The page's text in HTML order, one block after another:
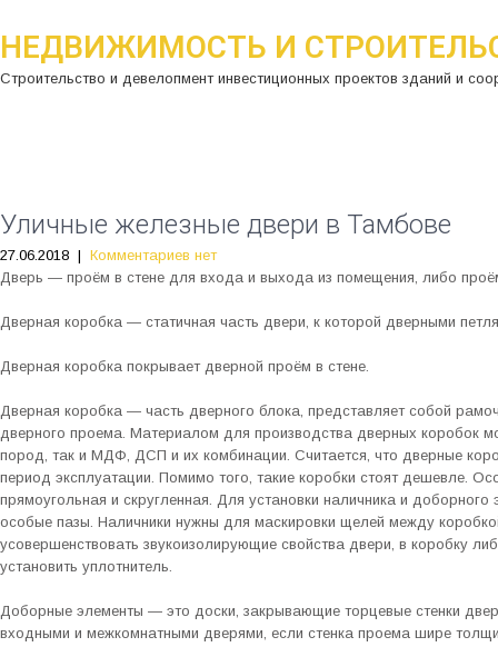
НЕДВИЖИМОСТЬ И
Строительство и девелопмент инвестиционных проектов зданий и
Уличные железные двери в Тамбове
27.06.2018 | Комментариев нет
Дверь — проём в стене для входа и выхода из помещения, либо
Дверная коробка — статичная часть двери, к которой дверными
Дверная коробка покрывает дверной проём в стене.
Дверная коробка — часть дверного блока, представляет собой
дверного проема. Материалом для производства дверных коробок
пород, так и МДФ, ДСП и их комбинации. Считается, что дверные
период эксплуатации. Помимо того, такие коробки стоят дешевле.
прямоугольная и скругленная. Для установки наличника и
особые пазы. Наличники нужны для маскировки щелей между
усовершенствовать звукоизолирующие свойства двери, в коробку
установить уплотнитель.
Доборные элементы — это доски, закрывающие торцевые стенки
входными и межкомнатными дверями, если стенка проема шире